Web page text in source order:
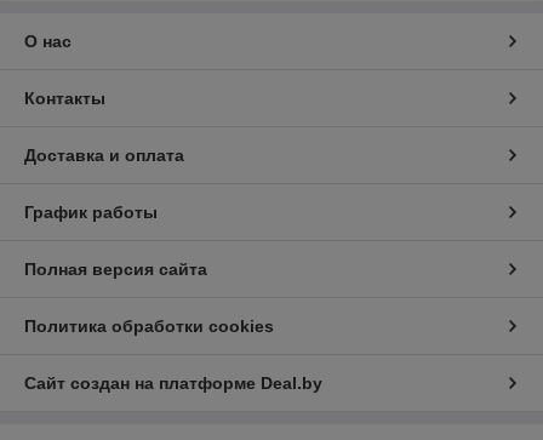
О нас
Контакты
Доставка и оплата
График работы
Полная версия сайта
Политика обработки cookies
Сайт создан на платформе Deal.by